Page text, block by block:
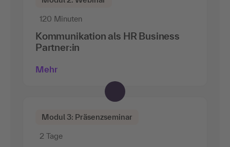
120 Minuten
Kommunikation als HR Business
Partner:in
Mehr
Modul 3: Präsenzseminar
2 Tage